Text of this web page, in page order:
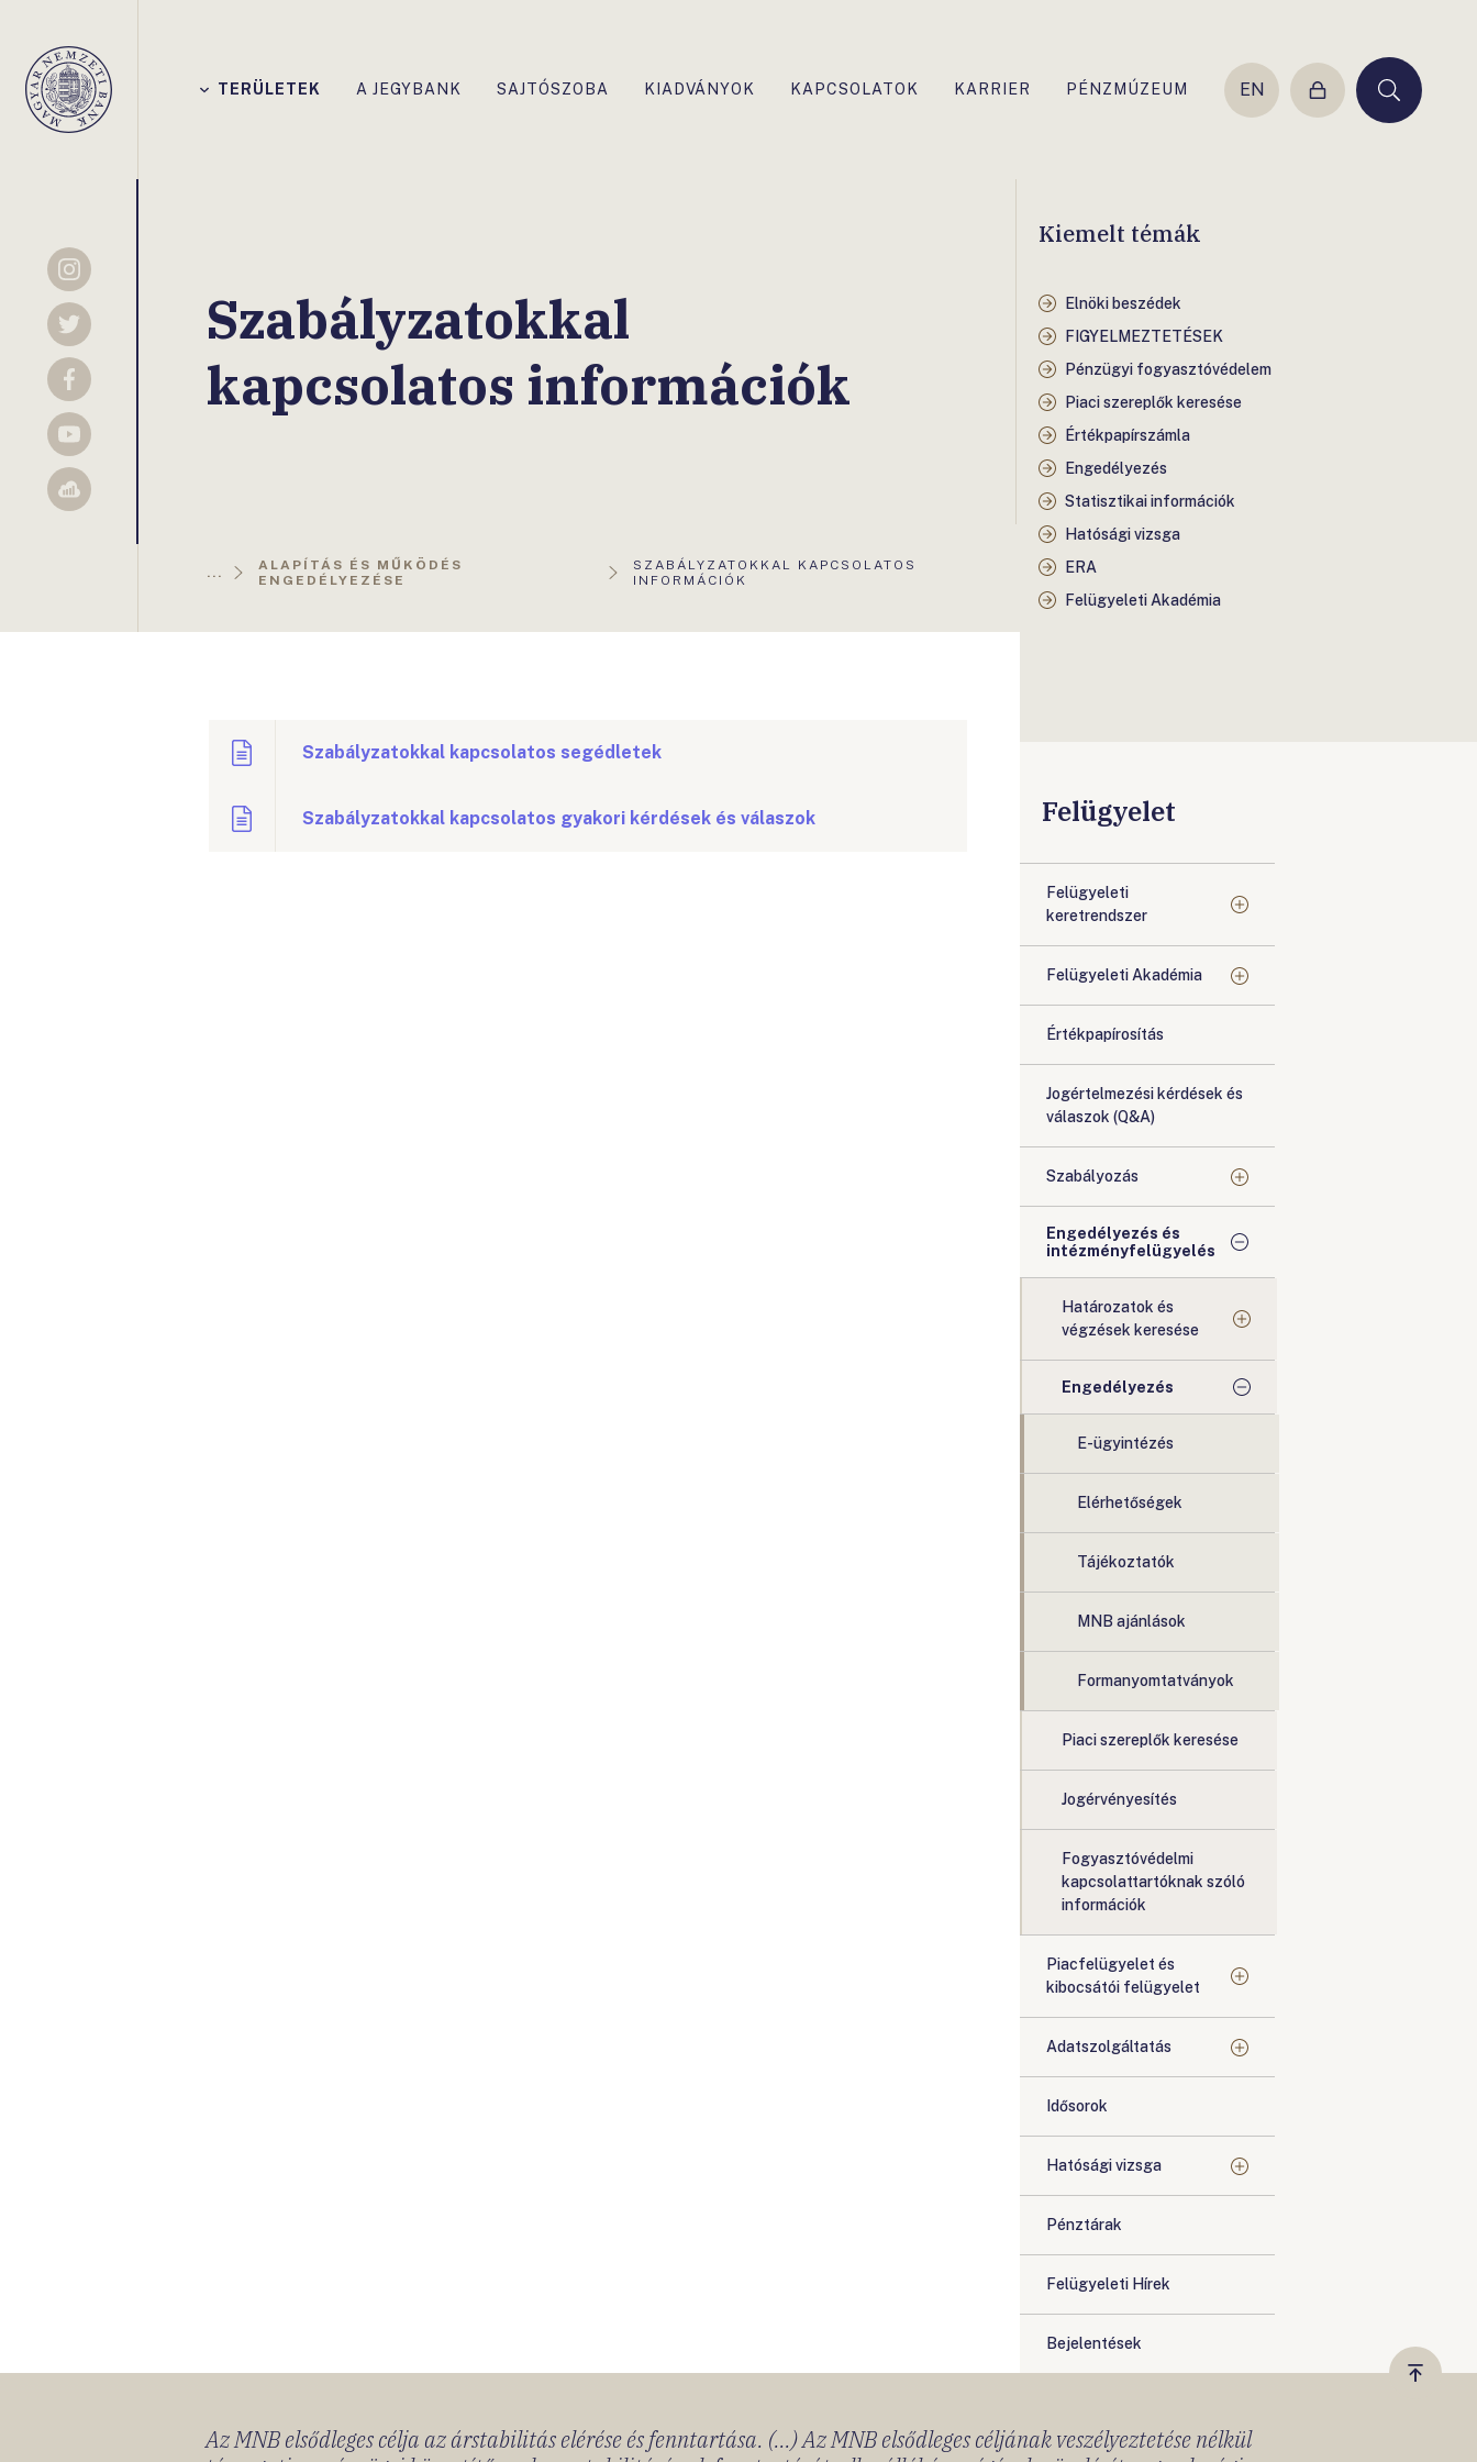
Magyar
Nemzeti
TERÜLETEK A JEGYBANK SAJTÓSZOBA KIADVÁNYOK KAPCSOLATOK KARRIER PÉNZMÚZEUM EN
Belépés Keresés
Instagram
Twitter
Facebook
YouTube
Sellsy
Szabályzatokkal
kapcsolatos információk
...
ALAPÍTÁS ÉS MŰKÖDÉS
ENGEDÉLYEZÉSE
AKTUÁLIS
OLDAL:
SZABÁLYZATOKKAL KAPCSOLATOS
INFORMÁCIÓK
Kiemelt témák
Elnöki beszédek
FIGYELMEZTETÉSEK
Pénzügyi fogyasztóvédelem
Piaci szereplők keresése
Értékpapírszámla
Engedélyezés
Statisztikai információk
Hatósági vizsga
ERA
Felügyeleti Akadémia
Szabályzatokkal kapcsolatos segédletek
Szabályzatokkal kapcsolatos gyakori kérdések és válaszok Felügyelet
Felügyeleti
keretrendszer
Felügyeleti Akadémia
Értékpapírosítás
Jogértelmezési kérdések és
válaszok (Q&A)
Szabályozás
Engedélyezés és
intézményfelügyelés
Határozatok és
végzések keresése
Engedélyezés
E-ügyintézés
Elérhetőségek
Tájékoztatók
MNB ajánlások
Formanyomtatványok
Piaci szereplők keresése
Jogérvényesítés
Fogyasztóvédelmi
kapcsolattartóknak szóló
információk
Piacfelügyelet és
kibocsátói felügyelet
Adatszolgáltatás
Idősorok
Hatósági vizsga
Pénztárak
Felügyeleti Hírek
Bejelentések
Vissza
Az MNB elsődleges célja az árstabilitás elérése és fenntartása. (...) Az MNB elsődleges céljának veszélyeztetése nélkül